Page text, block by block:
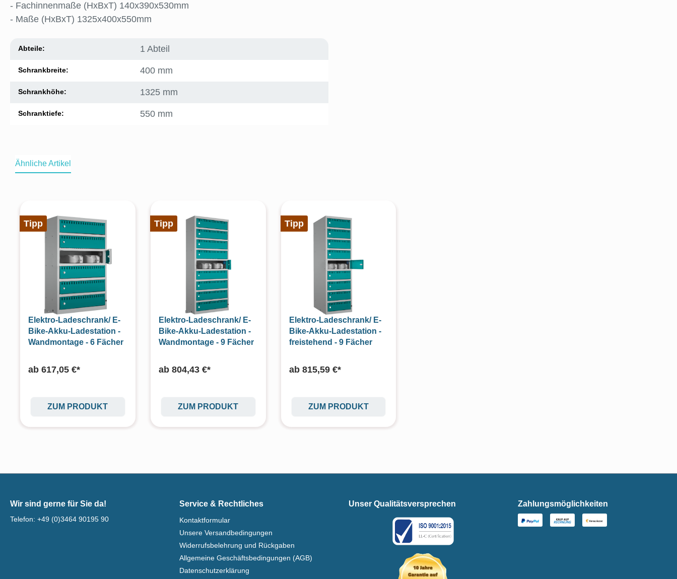
- Fachinnenmaße (HxBxT) 140x390x530mm
- Maße (HxBxT) 1325x400x550mm
Abteile: 1 Abteil
Schrankbreite: 400 mm
Schrankhöhe: 1325 mm
Schranktiefe: 550 mm
Ähnliche Artikel
Tipp
Elektro-Ladeschrank/ E-
Bike-Akku-Ladestation -
Wandmontage - 6 Fächer
ab 617,05 €*
ZUM PRODUKT
Tipp
Elektro-Ladeschrank/ E-
Bike-Akku-Ladestation -
Wandmontage - 9 Fächer
ab 804,43 €*
ZUM PRODUKT
Tipp
Elektro-Ladeschrank/ E-
Bike-Akku-Ladestation -
freistehend - 9 Fächer
ab 815,59 €*
ZUM PRODUKT
Wir sind gerne für Sie da!
Telefon: +49 (0)3464 90195 90
Service & Rechtliches
Kontaktformular
Unsere Versandbedingungen
Widerrufsbelehrung und Rückgaben
Allgemeine Geschäftsbedingungen (AGB)
Datenschutzerklärung
Unser Qualitätsversprechen Zahlungsmöglichkeiten